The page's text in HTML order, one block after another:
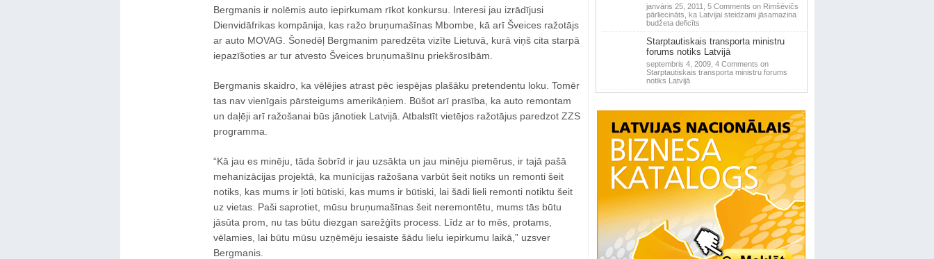
Bergmanis ir nolēmis auto iepirkumam rīkot konkursu. Interesi jau izrādījusi
Dienvidāfrikas kompānija, kas ražo bruņumašīnas Mbombe, kā arī Šveices ražotājs
ar auto MOVAG. Šonedēļ Bergmanim paredzēta vizīte Lietuvā, kurā viņš cita starpā
iepazīšoties ar tur atvesto Šveices bruņumašīnu priekšrosībām.
Bergmanis skaidro, ka vēlējies atrast pēc iespējas plašāku pretendentu loku. Tomēr
tas nav vienīgais pārsteigums amerikāņiem. Būšot arī prasība, ka auto remontam
un daļēji arī ražošanai būs jānotiek Latvijā. Atbalstīt vietējos ražotājus paredzot ZZS
programma.
“Kā jau es minēju, tāda šobrīd ir jau uzsākta un jau minēju piemērus, ir tajā pašā
mehanizācijas projektā, ka munīcijas ražošana varbūt šeit notiks un remonti šeit
notiks, kas mums ir ļoti būtiski, kas mums ir būtiski, lai šādi lieli remonti notiktu šeit
uz vietas. Paši saprotiet, mūsu bruņumašīnas šeit neremontētu, mums tās būtu
jāsūta prom, nu tas būtu diezgan sarežģīts process. Līdz ar to mēs, protams,
vēlamies, lai būtu mūsu uzņēmēju iesaiste šādu lielu iepirkumu laikā,” uzsver
Bergmanis.
janvāris 25, 2011, 5 Comments on Rimšēvičs
pārliecināts, ka Latvijai steidzami jāsamazina
budžeta deficīts
Starptautiskais transporta ministru
forums notiks Latvijā
septembris 4, 2009, 4 Comments on
Starptautiskais transporta ministru forums
notiks Latvijā